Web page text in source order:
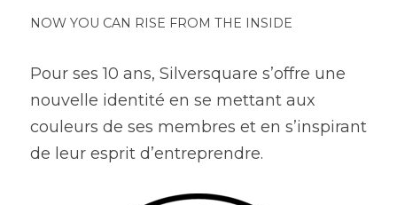
NOW YOU CAN RISE FROM THE INSIDE
Pour ses 10 ans, Silversquare s’offre une
nouvelle identité en se mettant aux
couleurs de ses membres et en s’inspirant
de leur esprit d’entreprendre.